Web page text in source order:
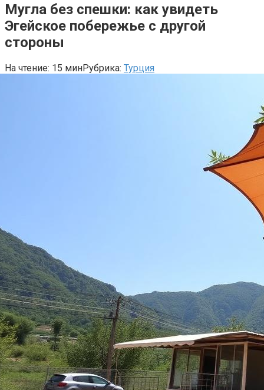
Мугла без спешки: как увидеть
Эгейское побережье с другой
стороны
На чтение: 15 минРубрика: Турция